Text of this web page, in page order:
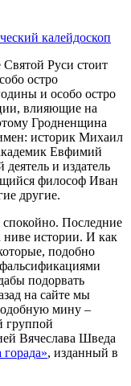
калейдоскоп
Руси стоит
остро
и особо остро
влияющие на
Гродненщина
историк Михаил
Евфимий
и издатель
философ Иван
другие.
Последние
ниве истории. И как
подобно
подорвать
на сайте мы
мину –
группой
Вячеслава Шведа
горада», изданный в